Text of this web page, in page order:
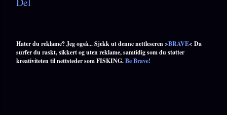
Hater du reklame? Jeg også... Sjekk ut denne nettleseren >BRAVE< Da
surfer du raskt, sikkert og uten reklame, samtidig som du støtter
kreativiteten til nettsteder som FISKING.Be Brave!